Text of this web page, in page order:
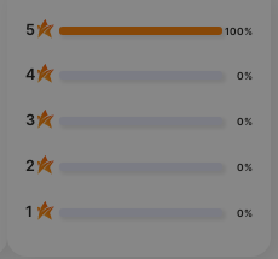
5 100%
4 0%
3 0%
2 0%
1 0%